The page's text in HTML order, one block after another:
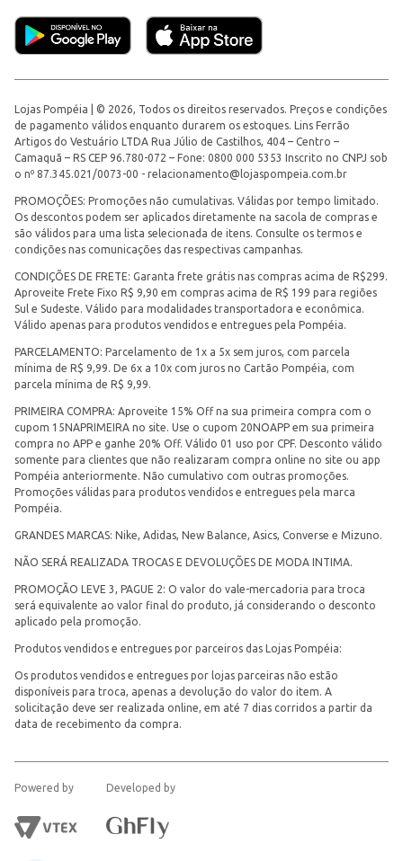
Lojas Pompéia | © 2026, Todos os direitos reservados. Preços e condições
de pagamento válidos enquanto durarem os estoques. Lins Ferrão
Artigos do Vestuário LTDA Rua Júlio de Castilhos, 404 – Centro –
Camaquã – RS CEP 96.780-072 – Fone: 0800 000 5353 Inscrito no CNPJ sob
o nº 87.345.021/0073-00 - relacionamento@lojaspompeia.com.br
PROMOÇÕES: Promoções não cumulativas. Válidas por tempo limitado.
Os descontos podem ser aplicados diretamente na sacola de compras e
são válidos para uma lista selecionada de itens. Consulte os termos e
condições nas comunicações das respectivas campanhas.
CONDIÇÕES DE FRETE: Garanta frete grátis nas compras acima de R$299.
Aproveite Frete Fixo R$ 9,90 em compras acima de R$ 199 para regiões
Sul e Sudeste. Válido para modalidades transportadora e econômica.
Válido apenas para produtos vendidos e entregues pela Pompéia.
PARCELAMENTO: Parcelamento de 1x a 5x sem juros, com parcela
mínima de R$ 9,99. De 6x a 10x com juros no Cartão Pompéia, com
parcela mínima de R$ 9,99.
PRIMEIRA COMPRA: Aproveite 15% Off na sua primeira compra com o
cupom 15NAPRIMEIRA no site. Use o cupom 20NOAPP em sua primeira
compra no APP e ganhe 20% Off. Válido 01 uso por CPF. Desconto válido
somente para clientes que não realizaram compra online no site ou app
Pompéia anteriormente. Não cumulativo com outras promoções.
Promoções válidas para produtos vendidos e entregues pela marca
Pompéia.
GRANDES MARCAS: Nike, Adidas, New Balance, Asics, Converse e Mizuno.
NÃO SERÁ REALIZADA TROCAS E DEVOLUÇÕES DE MODA INTIMA.
PROMOÇÃO LEVE 3, PAGUE 2: O valor do vale-mercadoria para troca
será equivalente ao valor final do produto, já considerando o desconto
aplicado pela promoção.
Produtos vendidos e entregues por parceiros das Lojas Pompéia:
Os produtos vendidos e entregues por lojas parceiras não estão
disponíveis para troca, apenas a devolução do valor do item. A
solicitação deve ser realizada online, em até 7 dias corridos a partir da
data de recebimento da compra.
Powered by Developed by